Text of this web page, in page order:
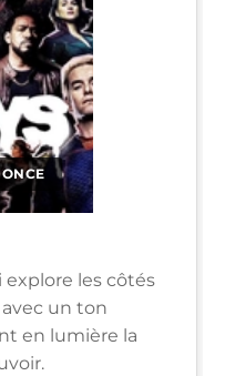
explore les côtés
un ton
en lumière la